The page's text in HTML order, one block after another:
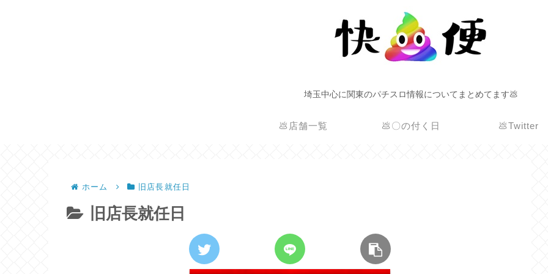
埼玉中心に関東のパチスロ情報についてまとめてます💩
💩店舗一覧 💩〇の付く日 💩Twitter
ホーム 旧店長就任日
旧店長就任日